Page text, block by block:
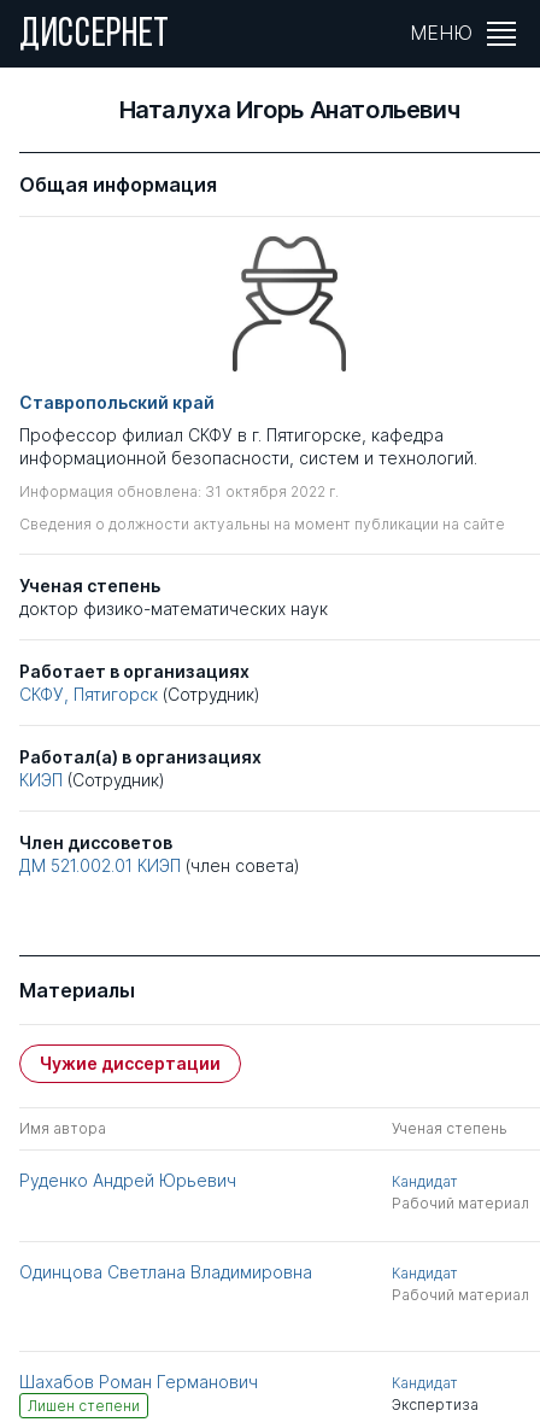
ДИССЕРНЕТ МЕНЮ
Наталуха Игорь Анатольевич
Общая информация
Ставропольский край
Профессор филиал СКФУ в г. Пятигорске, кафедра
информационной безопасности, систем и технологий.
Информация обновлена: 31 октября 2022 г.
Сведения о должности актуальны на момент публикации на сайте
Ученая степень
доктор физико-математических наук
Работает в организациях
СКФУ, Пятигорск (Сотрудник)
Работал(а) в организациях
КИЭП (Сотрудник)
Член диссоветов
ДМ 521.002.01 КИЭП (член совета)
Материалы
Чужие диссертации
Имя автора Ученая степень
Руденко Андрей Юрьевич
Кандидат
Рабочий материал
Одинцова Светлана Владимировна
Кандидат
Рабочий материал
Шахабов Роман Германович
Лишен степени
Кандидат
Экспертиза